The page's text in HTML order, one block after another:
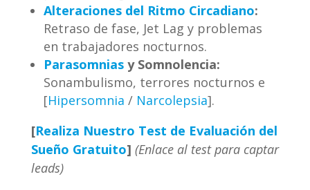
Alteraciones del Ritmo Circadiano:
Retraso de fase, Jet Lag y problemas
en trabajadores nocturnos.
Parasomniasy Somnolencia:
Sonambulismo, terrores nocturnos e
[Hipersomnia / Narcolepsia].
[Realiza Nuestro Test de Evaluación del
Sueño Gratuito] (Enlace al test para captar
leads)